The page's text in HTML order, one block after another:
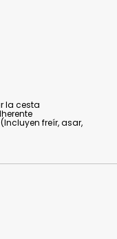
la cesta
freír, asar,